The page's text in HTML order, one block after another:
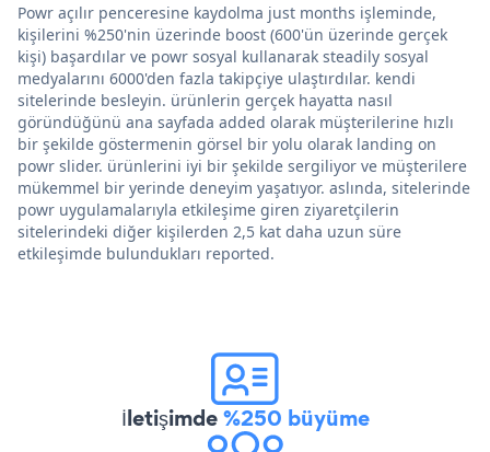
Powr açılır penceresine kaydolma just months işleminde,
kişilerini %250'nin üzerinde boost (600'ün üzerinde gerçek
kişi) başardılar ve powr sosyal kullanarak steadily sosyal
medyalarını 6000'den fazla takipçiye ulaştırdılar. kendi
sitelerinde besleyin. ürünlerin gerçek hayatta nasıl
göründüğünü ana sayfada added olarak müşterilerine hızlı
bir şekilde göstermenin görsel bir yolu olarak landing on
powr slider. ürünlerini iyi bir şekilde sergiliyor ve müşterilere
mükemmel bir yerinde deneyim yaşatıyor. aslında, sitelerinde
powr uygulamalarıyla etkileşime giren ziyaretçilerin
sitelerindeki diğer kişilerden 2,5 kat daha uzun süre
etkileşimde bulundukları reported.
İletişimde%250 büyüme